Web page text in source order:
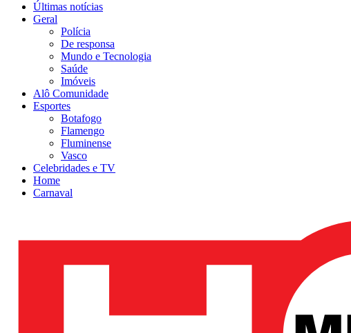
Últimas notícias
Geral
Polícia
De responsa
Mundo e Tecnologia
Saúde
Imóveis
Alô Comunidade
Esportes
Botafogo
Flamengo
Fluminense
Vasco
Celebridades e TV
Home
Carnaval